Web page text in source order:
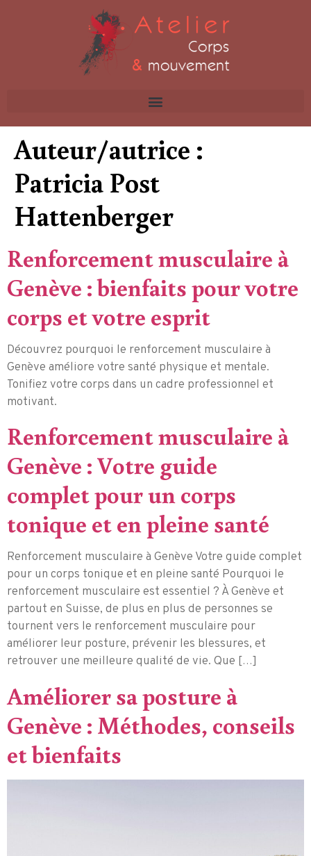
Auteur/autrice :
Patricia Post
Hattenberger
Renforcement musculaire à
Genève : bienfaits pour votre
corps et votre esprit
Découvrez pourquoi le renforcement musculaire à
Genève améliore votre santé physique et mentale.
Tonifiez votre corps dans un cadre professionnel et
motivant.
Renforcement musculaire à
Genève : Votre guide
complet pour un corps
tonique et en pleine santé
Renforcement musculaire à Genève Votre guide complet
pour un corps tonique et en pleine santé Pourquoi le
renforcement musculaire est essentiel ? À Genève et
partout en Suisse, de plus en plus de personnes se
tournent vers le renforcement musculaire pour
améliorer leur posture, prévenir les blessures, et
retrouver une meilleure qualité de vie. Que […]
Améliorer sa posture à
Genève : Méthodes, conseils
et bienfaits